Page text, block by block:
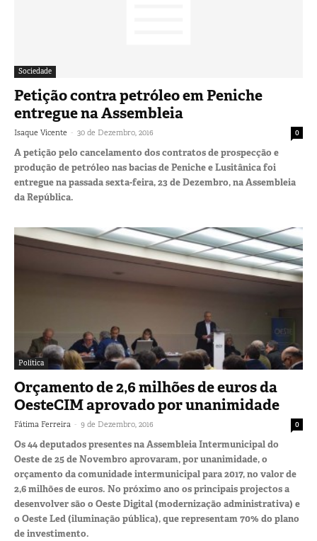
Sociedade
Petição contra petróleo em Peniche
entregue na Assembleia
Isaque Vicente - 30 de Dezembro, 2016 0
A petição pelo cancelamento dos contratos de prospecção e
produção de petróleo nas bacias de Peniche e Lusitânica foi
entregue na passada sexta-feira, 23 de Dezembro, na Assembleia
da República.
Política
Orçamento de 2,6 milhões de euros da
OesteCIM aprovado por unanimidade
Fátima Ferreira - 9 de Dezembro, 2016 0
Os 44 deputados presentes na Assembleia Intermunicipal do
Oeste de 25 de Novembro aprovaram, por unanimidade, o
orçamento da comunidade intermunicipal para 2017, no valor de
2,6 milhões de euros. No próximo ano os principais projectos a
desenvolver são o Oeste Digital (modernização administrativa) e
o Oeste Led (iluminação pública), que representam 70% do plano
de investimento.